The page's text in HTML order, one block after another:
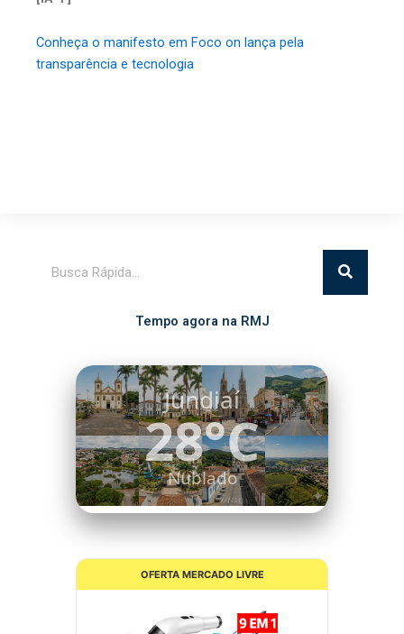
Conheça o manifesto em Foco on lança pela
transparência e tecnologia
Tempo agora na RMJ
Itatiba
25°C
Nublado
OFERTA MERCADO LIVRE